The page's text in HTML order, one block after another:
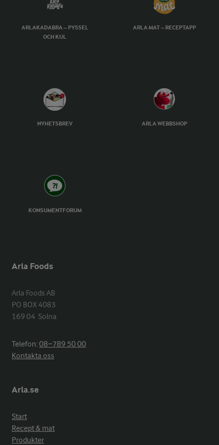
ARLAKADABRA – PYSSEL
OCH KUL
ARLA MAT – RECEPTAPP
NYHETSBREV ARLA WEBBSHOP
KONSUMENTFORUM
Arla Foods
Arla Foods AB
PO BOX 4083
169 04  Solna
Telefon:08−789 50 00
Kontakta oss
Arla.se
Start
Recept & mat
Produkter